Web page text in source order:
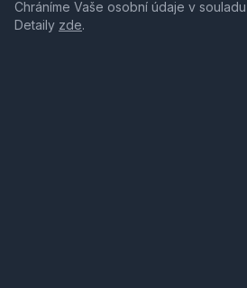
Chráníme Vaše osobní údaje v
Detaily zde.